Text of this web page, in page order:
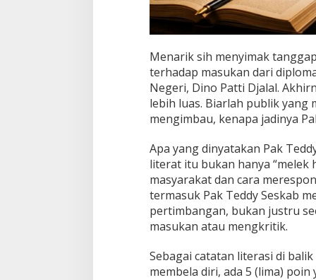
m
a
u
,
P
a
k
e
d
y
M
e
m
b
l
a
Menarik sih menyimak
terhadap masukan dari
Negeri, Dino Patti Djalal.
lebih luas. Biarlah publik yang
mengimbau, kenapa jadinya
Apa yang dinyatakan Pak
literat itu bukan hanya “melek
masyarakat dan cara
termasuk Pak Teddy Seskab
pertimbangan, bukan justru
masukan atau mengkritik.
Sebagai catatan literasi di
membela diri, ada 5 (lima)